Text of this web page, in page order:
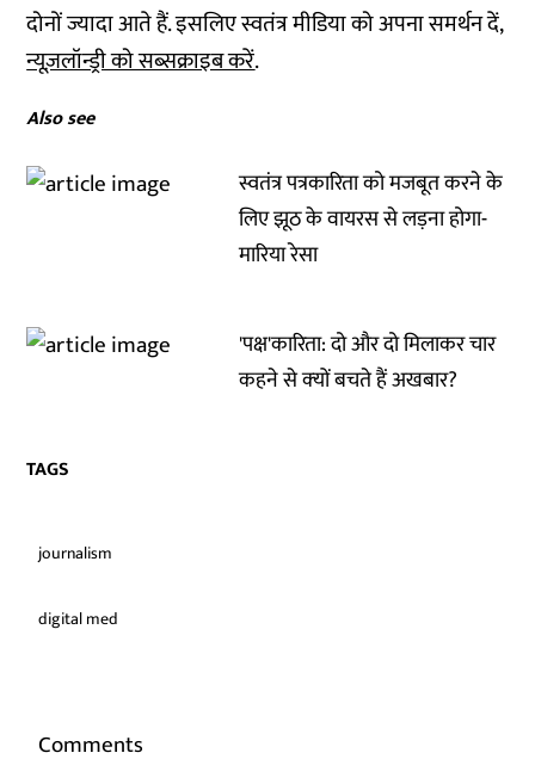
दोनों ज्यादा आते हैं. इसलिए स्वतंत्र मीडिया को अपना समर्थन दें,
न्यूज़लॉन्ड्री को सब्सक्राइब करें.
Also see
स्वतंत्र पत्रकारिता को मजबूत करने के
लिए झूठ के वायरस से लड़ना होगा-
मारिया रेसा
'पक्ष'कारिता: दो और दो मिलाकर चार
कहने से क्‍यों बचते हैं अखबार?
TAGS
journalism
digital med
Comments